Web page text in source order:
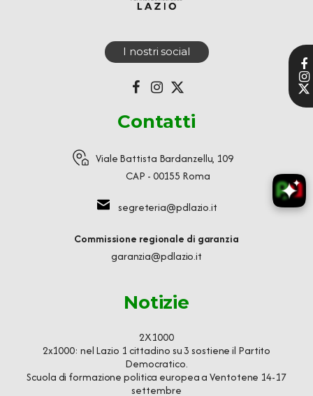
I nostri social
Contatti
Viale Battista Bardanzellu, 109
CAP - 00155 Roma
segreteria@pdlazio.it
Commissione regionale di garanzia
garanzia@pdlazio.it
Notizie
2X1000
2x1000: nel Lazio 1 cittadino su 3 sostiene il Partito
Democratico.
Scuola di formazione politica europea a Ventotene 14-17
settembre